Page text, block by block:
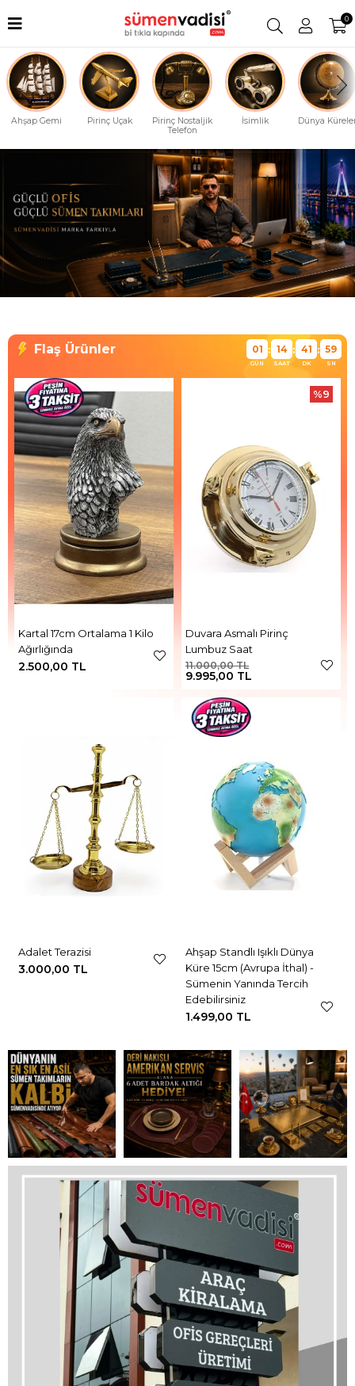
0
Ahşap Gemi Pirinç Uçak
Pirinç Nostaljik
Telefon
İsimlik Dünya
Kartal 17cm Ortalama 1 Kilo
Ağırlığında
2.500,00 TL
%9
Duvara Asmalı Pirinç
Lumbuz Saat
9.995,00 TL
11.000,00 TL
Adalet Terazisi
3.000,00 TL
Ahşap Standlı Işıklı Dünya
Küre 15cm (Avrupa İthal) -
Sümenin Yanında Tercih
Edebilirsiniz
1.499,00 TL
01
GÜN
: 14
SAAT
: 41
DK
: 58
SN